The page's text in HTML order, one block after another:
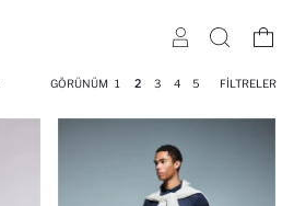
GÖRÜNÜM 1 2 3 4 5 FILTRELER